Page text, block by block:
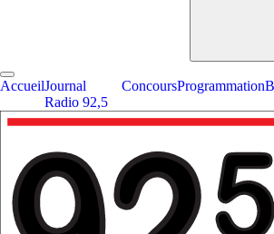
AccueilJournal
Radio 92,5
ConcoursProgrammation